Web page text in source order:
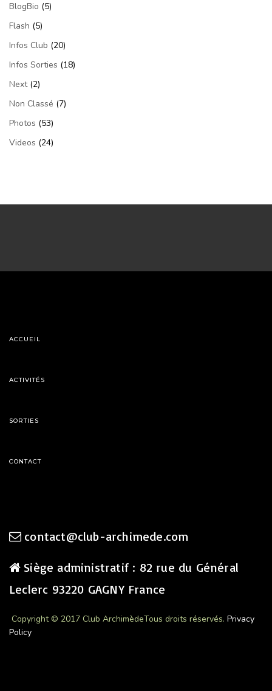
BlogBio (5)
Flash (5)
Infos Club (20)
Infos Sorties (18)
Next(2)
Non Classé (7)
Photos (53)
Videos (24)
ACCUEIL
ACTIVITÉS
SORTIES
CONTACT
contact@club-archimede.com
Siège administratif : 82 rue du Général
Leclerc 93220 GAGNY France
Copyright © 2017 Club ArchimèdeTous droits réservés. Privacy
Policy